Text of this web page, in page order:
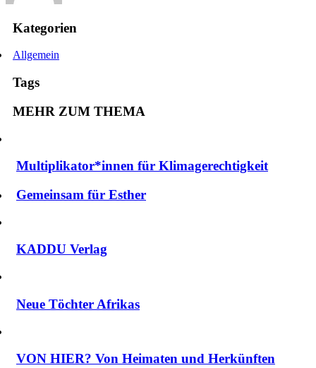
Kategorien
Allgemein
Tags
MEHR ZUM THEMA
Multiplikator*innen für Klimagerechtigkeit
Gemeinsam für Esther
KADDU Verlag
Neue Töchter Afrikas
VON HIER? Von Heimaten und Herkünften